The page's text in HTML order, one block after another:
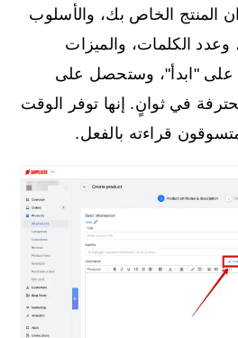
المنتج الخاص بك، والأسلوب
وعدد الكلمات، والميزات
على "ابدأ"، وستحصل على
في ثوانٍ. إنها توفر الوقت
قراءته بالفعل.